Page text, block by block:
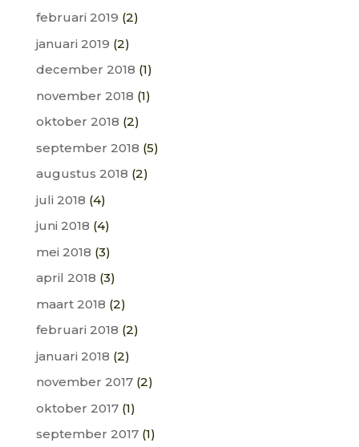
februari 2019 (2)
januari 2019 (2)
december 2018 (1)
november 2018 (1)
oktober 2018 (2)
september 2018 (5)
augustus 2018 (2)
juli 2018 (4)
juni 2018 (4)
mei 2018 (3)
april 2018 (3)
maart 2018 (2)
februari 2018 (2)
januari 2018 (2)
november 2017(2)
oktober 2017(1)
september 2017(1)